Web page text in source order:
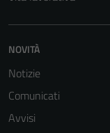
NOVITÀ
Notizie
Comunicati
Avvisi